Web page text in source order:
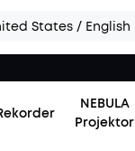
States / English
NEBULA
Projektor